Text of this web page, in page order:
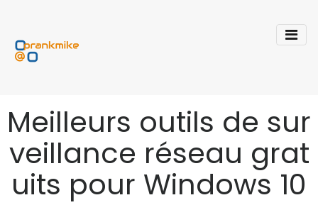
Meilleurs outils de sur
veillance réseau grat
uits pour Windows 10